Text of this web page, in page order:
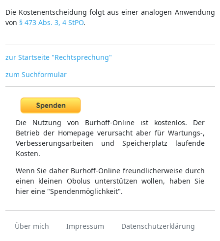
Die Kostenentscheidung folgt aus einer analogen Anwendung
von § 473 Abs. 3, 4 StPO.
zur Startseite "Rechtsprechung"
zum Suchformular
Die Nutzung von Burhoff-Online ist kostenlos. Der
Betrieb der Homepage verursacht aber für Wartungs-,
Verbesserungsarbeiten und Speicherplatz laufende
Kosten.
Wenn Sie daher Burhoff-Online freundlicherweise durch
einen kleinen Obolus unterstützen wollen, haben Sie
hier eine "Spendenmöglichkeit".
Über mich Impressum Datenschutzerklärung